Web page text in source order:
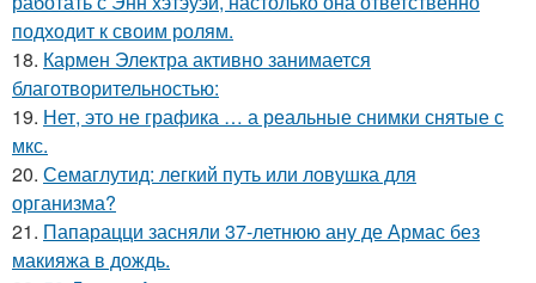
подходит к своим ролям.
18. Кармен Электра активно занимается
благотворительностью:
19. Нет, это не графика … а реальные снимки снятые с
мкс.
20. Семаглутид: легкий путь или ловушка для
организма?
21. Папарацци засняли 37-летнюю ану де Армас без
макияжа в дождь.